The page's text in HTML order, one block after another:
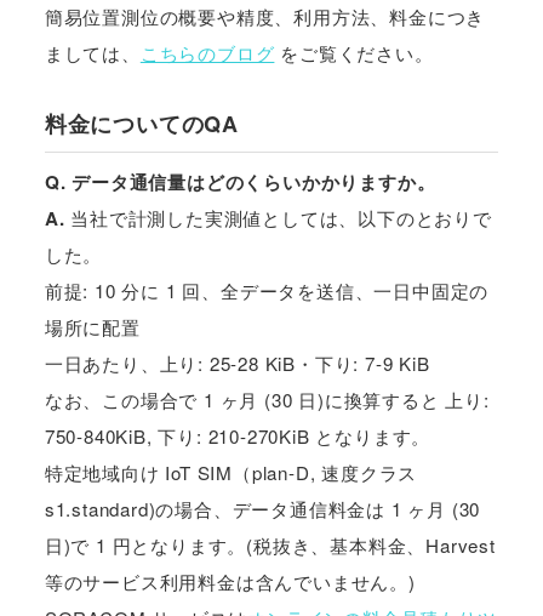
簡易位置測位の概要や精度、利用方法、料金につき
ましては、
こちらのブログ をご覧ください。
料金についてのQA
Q. データ通信量はどのくらいかかりますか。
A. 当社で計測した実測値としては、以下のとおりで
した。
前提: 10 分に 1 回、全データを送信、一日中固定の
場所に配置
一日あたり、上り: 25-28 KiB・下り: 7-9 KiB
なお、この場合で 1 ヶ月 (30 日)に換算すると 上り:
750-840KiB, 下り: 210-270KiB となります。
特定地域向け IoT SIM（plan-D, 速度クラス
s1.standard)の場合、データ通信料金は 1 ヶ月 (30
日)で 1 円となります。(税抜き、基本料金、Harvest
等のサービス利用料金は含んでいません。)